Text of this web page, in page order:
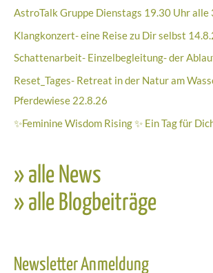
Dienstags
20
Uhr
AstroTalk Gruppe Dienstags 19.30 Uhr alle
Klangkonzert- eine Reise zu Dir selbst
Schattenarbeit- Einzelbegleitung- der
Reset_Tages- Retreat in der Natur am
Pferdewiese 22.8.26
✨Feminine Wisdom Rising ✨ Ein Tag für
» alle News
» alle Blogbeiträge
Newsletter Anmeldung